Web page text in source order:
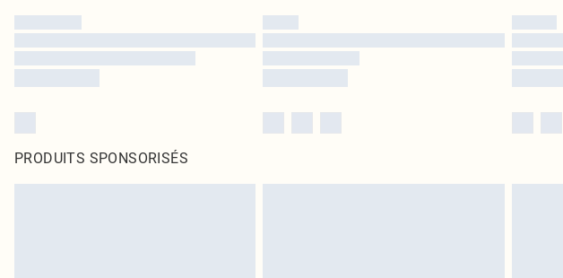
PRODUITS SPONSORISÉS